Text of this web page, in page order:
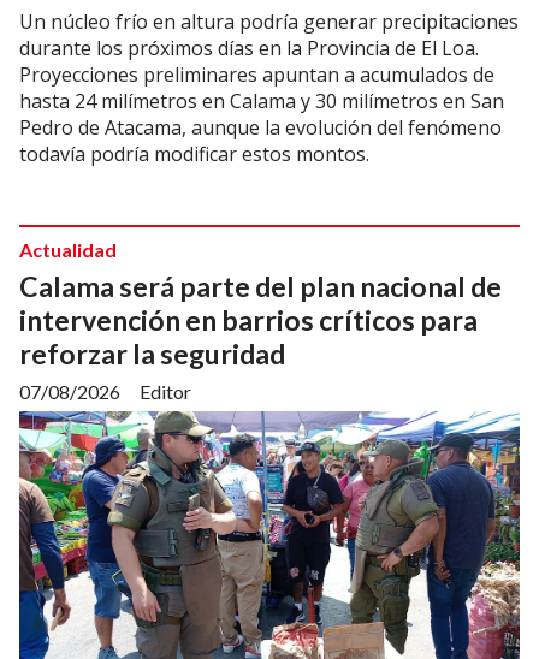
Un núcleo frío en altura podría generar precipitaciones
durante los próximos días en la Provincia de El Loa.
Proyecciones preliminares apuntan a acumulados de
hasta 24 milímetros en Calama y 30 milímetros en San
Pedro de Atacama, aunque la evolución del fenómeno
todavía podría modificar estos montos.
Calama será parte del plan nacional de
intervención en barrios críticos para
reforzar la seguridad
Editor
Actualidad
07/08/2026